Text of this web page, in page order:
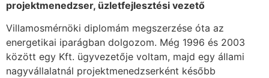
projektmenedzser, üzletfejlesztési vezető
Villamosmérnöki diplomám megszerzése óta az
energetikai iparágban dolgozom. Még 1996 és 2003
között egy Kft. ügyvezetője voltam, majd egy állami
nagyvállalatnál projektmenedzserként később